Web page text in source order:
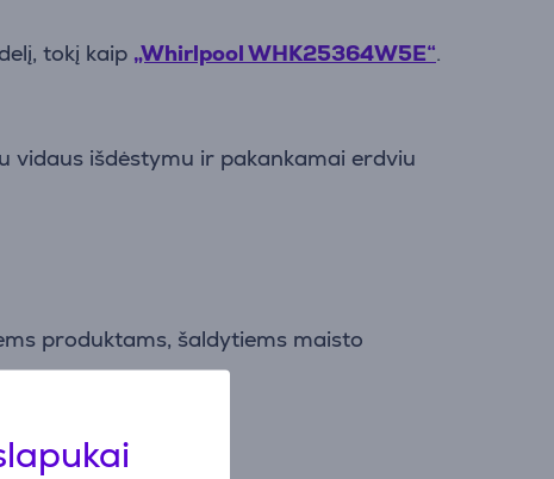
tokį kaip „Whirlpool WHK25364W5E“.
vidaus išdėstymu ir pakankamai erdviu
produktams, šaldytiems maisto